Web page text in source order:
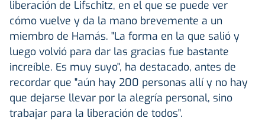
liberación de Lifschitz, en el que se puede ver
cómo vuelve y da la mano brevemente a un
miembro de Hamás. "La forma en la que salió y
luego volvió para dar las gracias fue bastante
increíble. Es muy suyo", ha destacado, antes de
recordar que "aún hay 200 personas allí y no hay
que dejarse llevar por la alegría personal, sino
trabajar para la liberación de todos".